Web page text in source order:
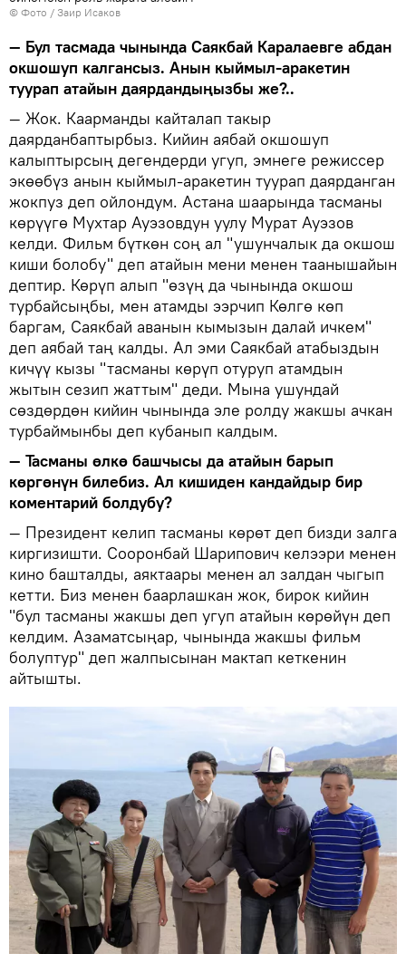
© Фото / Заир Исаков
— Бул тасмада чынында Саякбай Каралаевге абдан
окшошуп калгансыз. Анын кыймыл-аракетин
туурап атайын даярдандыңызбы же?..
— Жок. Каарманды кайталап такыр
даярданбаптырбыз. Кийин аябай окшошуп
калыптырсың дегендерди угуп, эмнеге режиссер
экөөбүз анын кыймыл-аракетин туурап даярданган
жокпуз деп ойлондум. Астана шаарында тасманы
көрүүгө Мухтар Ауэзовдун уулу Мурат Ауэзов
келди. Фильм бүткөн соң ал "ушунчалык да окшош
киши болобу" деп атайын мени менен таанышайын
дептир. Көрүп алып "өзүң да чынында окшош
турбайсыңбы, мен атамды ээрчип Көлгө көп
баргам, Саякбай аванын кымызын далай ичкем"
деп аябай таң калды. Ал эми Саякбай атабыздын
кичүү кызы "тасманы көрүп отуруп атамдын
жытын сезип жаттым" деди. Мына ушундай
сөздөрдөн кийин чынында эле ролду жакшы ачкан
турбаймынбы деп кубанып калдым.
— Тасманы өлкө башчысы да атайын барып
көргөнүн билебиз. Ал кишиден кандайдыр бир
коментарий болдубу?
— Президент келип тасманы көрөт деп бизди залга
киргизишти. Сооронбай Шарипович келээри менен
кино башталды, аяктаары менен ал залдан чыгып
кетти. Биз менен баарлашкан жок, бирок кийин
"бул тасманы жакшы деп угуп атайын көрөйүн деп
келдим. Азаматсыңар, чынында жакшы фильм
болуптур" деп жалпысынан мактап кеткенин
айтышты.